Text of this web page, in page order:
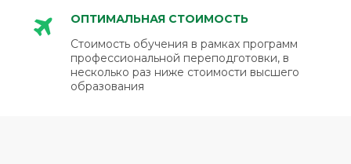
ОПТИМАЛЬНАЯ СТОИМОСТЬ
Стоимость обучения в рамках программ
профессиональной переподготовки, в
несколько раз ниже стоимости высшего
образования